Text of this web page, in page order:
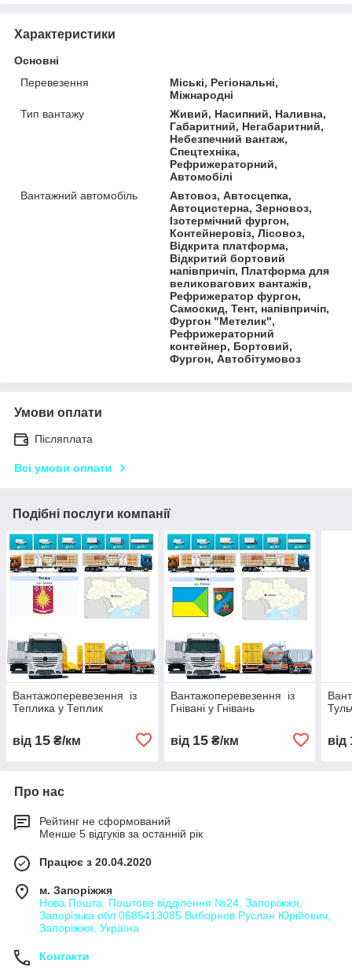
Характеристики
Основні
Перевезення
Міські, Регіональні,
Міжнародні
Тип вантажу
Живий, Насипний, Наливна,
Габаритний, Негабаритний,
Небезпечний вантаж,
Спецтехніка,
Рефрижераторний,
Автомобілі
Вантажний автомобіль
Автовоз, Автосцепка,
Автоцистерна, Зерновоз,
Ізотермічний фургон,
Контейнеровіз, Лісовоз,
Відкрита платформа,
Відкритий бортовий
напівпричіп, Платформа для
великовагових вантажів,
Рефрижератор фургон,
Самоскид, Тент, напівпричіп,
Фургон "Метелик",
Рефрижераторний
контейнер, Бортовий,
Фургон, Автобітумовоз
Умови оплати
Післяплата
Всі умови оплати
Подібні послуги компанії
Вантажоперевезення із
Теплика у Теплик
від 15 ₴/км
Вантажоперевезення із
Гнівані у Гнівань
від 15₴/км від
Про нас
Рейтинг не сформований
Менше 5 відгуків за останній рік
Працює з 20.04.2020
м. Запоріжжя
Нова Пошта. Поштове відділення №24. Запоріжжя,
Запорізька обл 0685413085 Виборнов Руслан Юрійович,
Запоріжжя, Україна
Контакти